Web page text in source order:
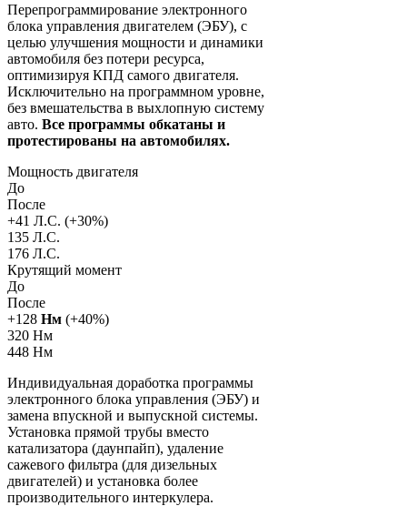
Перепрограммирование электронного
блока управления двигателем (ЭБУ), с
целью улучшения мощности и динамики
автомобиля без потери ресурса,
оптимизируя КПД самого двигателя.
Исключительно на программном уровне,
без вмешательства в выхлопную систему
авто. Все программы обкатаны и
протестированы на автомобилях.
Мощность двигателя
До
После
+41 Л.С. (+30%)
135 Л.С.
176 Л.С.
Крутящий момент
До
После
+128 Нм (+40%)
320 Нм
448 Нм
Индивидуальная доработка программы
электронного блока управления (ЭБУ) и
замена впускной и выпускной системы.
Установка прямой трубы вместо
катализатора (даунпайп), удаление
сажевого фильтра (для дизельных
двигателей) и установка более
производительного интеркулера.